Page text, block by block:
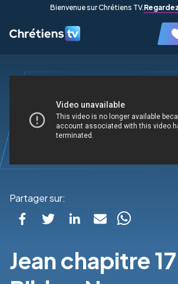
Bienvenue sur Chrétiens TV.
Partager sur:
Jean chapitre